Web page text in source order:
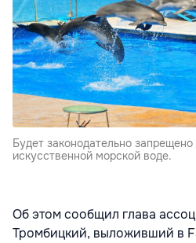
Будет законодательно
искусственной морской воде.
Об этом сообщил глава
Тромбицкий, выложивший в